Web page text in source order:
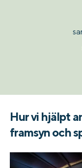
Hur vi hjälpt
framsyn och